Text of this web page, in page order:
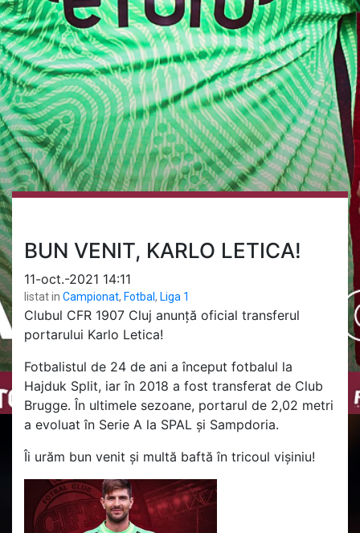
BUN VENIT, KARLO LETICA!
11-oct.-2021 14:11
listat in Campionat, Fotbal , Liga 1
Clubul CFR 1907 Cluj anunță oficial transferul
portarului Karlo Letica!
Fotbalistul de 24 de ani a început fotbalul la
Hajduk Split, iar în 2018 a fost transferat de Club
Brugge. În ultimele sezoane, portarul de 2,02 metri
a evoluat în Serie A la SPAL și Sampdoria.
Îi urăm bun venit și multă baftă în tricoul vișiniu!